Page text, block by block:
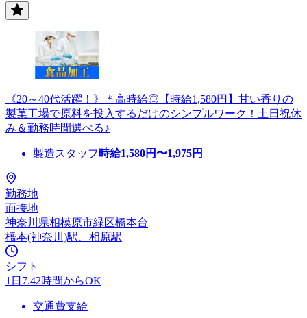
《20～40代活躍！》＊高時給◎【時給1,580円】甘い香りの
製菓工場で原料を投入するだけのシンプルワーク！土日祝休
み＆勤務時間選べる♪
製造スタッフ 時給1,580円〜1,975円
勤務地
面接地
神奈川県相模原市緑区橋本台
橋本(神奈川)駅、相原駅
シフト
1日7.42時間からOK
交通費支給